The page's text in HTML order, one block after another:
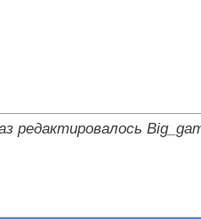
редактировалось